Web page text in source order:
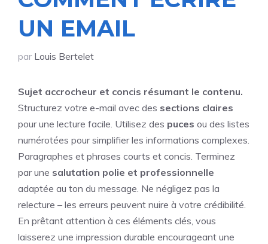
UN EMAIL
par Louis Bertelet
Sujet accrocheur et concis résumant le contenu.
Structurez votre e-mail avec des sections claires
pour une lecture facile. Utilisez des puces ou des listes
numérotées pour simplifier les informations complexes.
Paragraphes et phrases courts et concis. Terminez
par une salutation polie et professionnelle
adaptée au ton du message. Ne négligez pas la
relecture – les erreurs peuvent nuire à votre crédibilité.
En prêtant attention à ces éléments clés, vous
laisserez une impression durable encourageant une